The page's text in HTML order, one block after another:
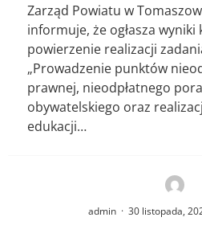
Zarząd Powiatu w
informuje, że ogłasza
powierzenie realizacji
„Prowadzenie punktów
prawnej, nieodpłatnego
obywatelskiego oraz
edukacji…
admin · 30 listopada,